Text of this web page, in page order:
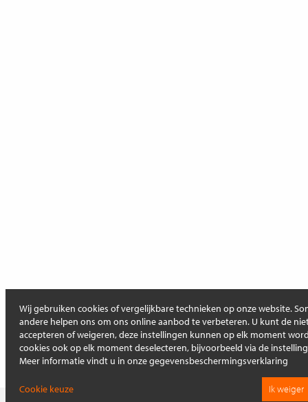
Wij gebruiken cookies of vergelijkbare technieken op onze website.
andere helpen ons om ons online aanbod te verbeteren. U kunt de
accepteren of weigeren, deze instellingen kunnen op elk moment
cookies ook op elk moment deselecteren, bijvoorbeeld via de
Meer informatie vindt u in onze gegevensbeschermingsverklaring
Cookie keuze Ik weiger